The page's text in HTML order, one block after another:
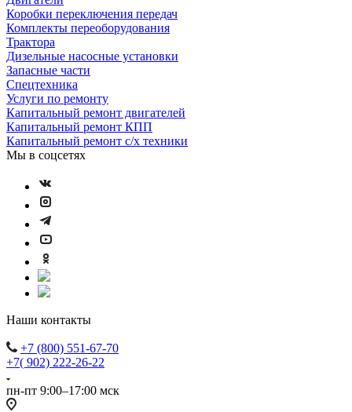
Коробки переключения передач
Комплекты переоборудования
Трактора
Дизельные насосные установки
Запасные части
Спецтехника
Услуги по ремонту
Капитальный ремонт двигателей
Капитальный ремонт КПП
Капитальный ремонт с/х техники
Мы в соцсетях
Наши контакты
+7 (800) 551-67-70
+7( 902) 222-26-22
пн-пт 9:00–17:00 мск